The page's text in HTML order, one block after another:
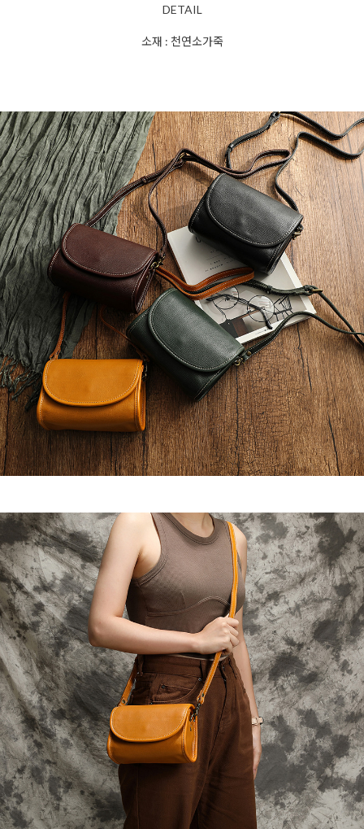
DETAIL
소재 : 천연소가죽